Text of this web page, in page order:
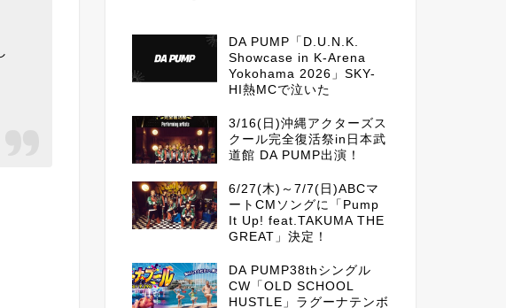
DA PUMP「D.U.N.K.
Showcase in K-Arena
Yokohama 2026」SKY-
HI熱MCで泣いた
3/16(日)沖縄アクターズス
クール完全復活祭in日本武
道館 DA PUMP出演！
6/27(木)～7/7(日)ABCマ
ートCMソングに「Pump
It Up! feat.TAKUMA THE
GREAT」決定！
DA PUMP38thシングル
CW「OLD SCHOOL
HUSTLE」ラグーナテンボ